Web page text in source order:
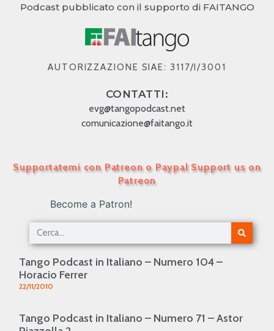
Podcast pubblicato con il supporto di FAITANGO
AUTORIZZAZIONE SIAE: 3117/I/3001
CONTATTI:
evg@tangopodcast.net
comunicazione@faitango.it
Supportatemi con Patreon o Paypal Support us on
Patreon
Become a Patron!
Tango Podcast in Italiano – Numero 104 –
Horacio Ferrer
22/11/2010
Tango Podcast in Italiano – Numero 71 – Astor